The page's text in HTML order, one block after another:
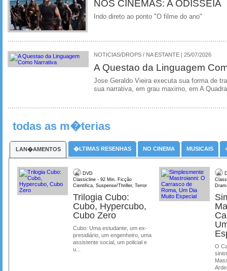
NOS CINEMAS: A ODISSEIA
Indo direto ao ponto "O filme do ano"
NOTICIAS/DROPS / NA ESTANTE | 25/07/2026
A Questao da Linguagem
Jose Geraldo Vieira executa sua forma de
sua narrativa, em grau maximo, em A
todas as m�terias
LAN�AMENTOS �LTIMAS RESENHAS NO CINEMA MUSICAIS
DVD
Classicline - 92 Min. Ficção
Cientifica, Suspense/Thriller, Terror
Trilogia Cubo:
Cubo, Hypercubo,
Cubo Zero
Cubo: Uma estudante, um ex-
presidiário, um engenheiro, uma
assistente social, um policial e
u...
O